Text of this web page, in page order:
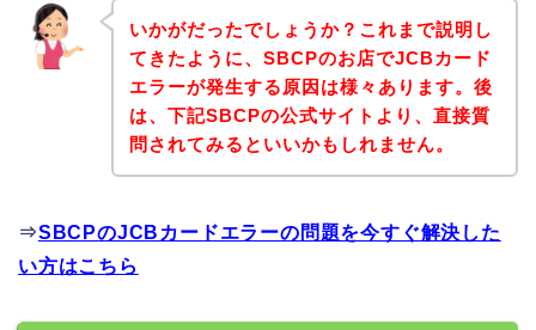
いかがだったでしょうか？これまで説明し
てきたように、SBCPのお店でJCBカード
エラーが発生する原因は様々あります。後
は、下記SBCPの公式サイトより、直接質
問されてみるといいかもしれません。
⇒SBCPのJCBカードエラーの問題を今すぐ解決した
い方はこちら